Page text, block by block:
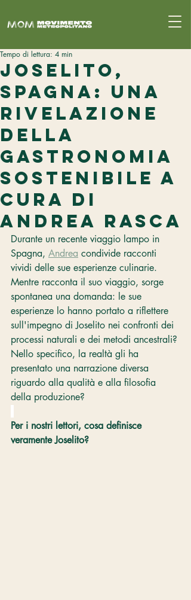
Joselito,
Spagna: Una
Rivelazione
della
Gastronomia
Sostenibile a
cura di
Andrea Rasca
Tempo di lettura: 4 min
Durante un recente viaggio lampo in
Spagna, Andrea condivide racconti
vividi delle sue esperienze culinarie.
Mentre racconta il suo viaggio, sorge
spontanea una domanda: le sue
esperienze lo hanno portato a riflettere
sull'impegno di Joselito nei confronti dei
processi naturali e dei metodi ancestrali?
Nello specifico, la realtà gli ha
presentato una narrazione diversa
riguardo alla qualità e alla filosofia
della produzione?
Per i nostri lettori, cosa definisce
veramente Joselito?